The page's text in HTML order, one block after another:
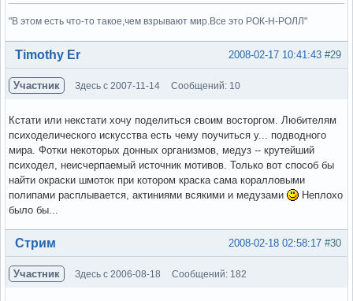
"В этом есть что-то такое,чем взрывают мир.Все это РОК-Н-РОЛЛ"
Вне форума #29
2008-02-17 10:41:43
Timothy Er
Участник Здесь с 2007-11-14 Сообщений: 10
Кстати или некстати хочу поделиться своим восторгом. Любителям
психоделического искусства есть чему поучиться у... подводного
мира. Фотки некоторых донных организмов, медуз -- крутейший
психодел, неисчерпаемый источник мотивов. Только вот способ бы
найти окраски шмоток при котором краска сама коралловыми
полипами расплывается, актиниями всякими и медузами
Неплохо
было бы...
Вне форума #30
2008-02-18 02:58:17
Стрим
Участник Здесь с 2006-08-18 Сообщений: 182